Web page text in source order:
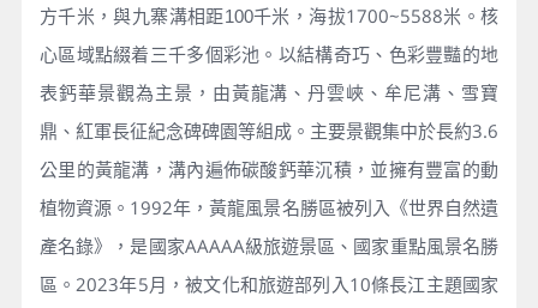
方千米，與九寨溝相距100千米，海拔1700~5588米。核
心區域點綴着三千多個彩池。以結構奇巧、色彩豐豔的地
表鈣華景觀為主景，由黃龍溝、丹雲峽、牟尼溝、雪寶
鼎、紅軍長征紀念碑碑園等組成。主要景觀集中於長約3.6
公里的黃龍溝，溝內遍佈碳酸鈣華沉積，並擁有豐富的動
植物資源。1992年，黃龍風景名勝區被列入《世界自然遺
產名錄》，是國家AAAAA級旅遊景區、國家重點風景名勝
區。2023年5月，被文化和旅遊部列入10條長江主題國家